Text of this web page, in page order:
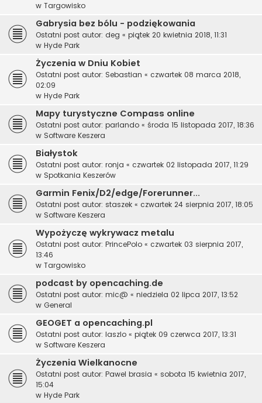
w Targowisko
Gabrysia bez bólu - podziękowania
Ostatni post autor: deg « piątek 20 kwietnia 2018, 11:31
w Hyde Park
Życzenia w Dniu Kobiet
Ostatni post autor: Sebastian « czwartek 08 marca 2018,
02:09
w Hyde Park
Mapy turystyczne Compass online
Ostatni post autor: parlando « środa 15 listopada 2017, 18:36
w Software Keszera
Białystok
Ostatni post autor: ronja « czwartek 02 listopada 2017, 11:29
w Spotkania Keszerów
Garmin Fenix/D2/edge/Forerunner...
Ostatni post autor: staszek « czwartek 24 sierpnia 2017, 18:05
w Software Keszera
Wypożyczę wykrywacz metalu
Ostatni post autor: PrincePolo « czwartek 03 sierpnia 2017,
13:46
w Targowisko
podcast by opencaching.de
Ostatni post autor: mic@ « niedziela 02 lipca 2017, 13:52
w General
GEOGET a opencaching.pl
Ostatni post autor: laszlo « piątek 09 czerwca 2017, 13:31
w Software Keszera
Życzenia Wielkanocne
Ostatni post autor: Pawel brasia « sobota 15 kwietnia 2017,
15:04
w Hyde Park